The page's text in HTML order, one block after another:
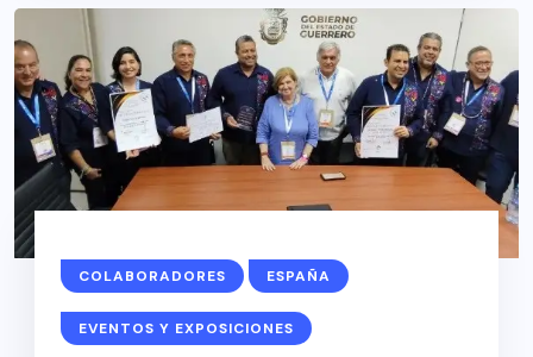
COLABORADORES ESPAÑA
EVENTOS Y EXPOSICIONES